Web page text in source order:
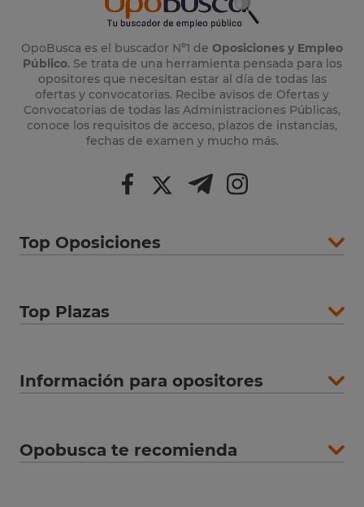
OpoBusca es el buscador Nº1 de Oposiciones y Empleo
Público. Se trata de una herramienta pensada para los
opositores que necesitan estar al día de todas las
ofertas y convocatorias. Recibe avisos de Ofertas y
Convocatorias de todas las Administraciones Públicas,
conoce los requisitos de acceso, plazos de instancias,
fechas de examen y mucho más.
Top Oposiciones
Top Plazas
Información para opositores
Opobusca te recomienda